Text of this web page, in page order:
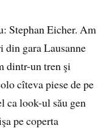
Stephan Eicher. Am
din gara Lausanne
dintr-un tren şi
cîteva piese de pe
ca look-ul său gen
pe coperta